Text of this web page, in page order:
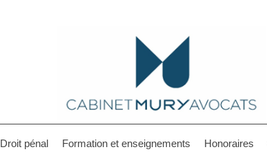
Droit pénal Formation et enseignements Honoraires